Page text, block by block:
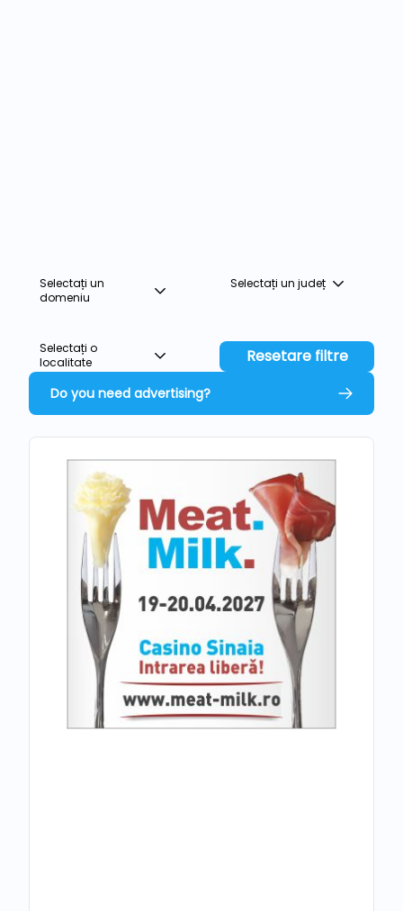
Selectați un
domeniu
Selectați un județ
Selectați o
localitate
Resetare filtre
Do you need advertising?